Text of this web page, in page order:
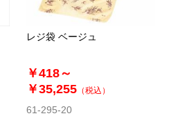
レジ袋 ベージュ
￥418～
￥35,255 （税込）
61-295-20